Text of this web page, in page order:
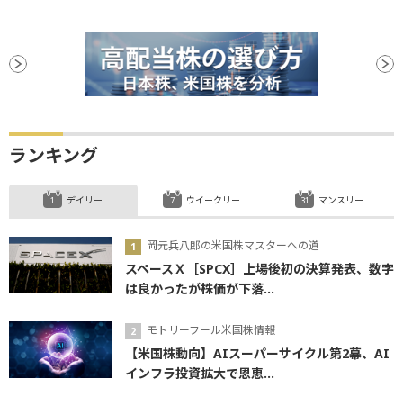
ランキング
デイリー
岡元兵八郎の米国株マスターへの道
スペースＸ［SPCX］上場後初の決算発表、数字
は良かったが株価が下落...
モトリーフール米国株情報
【米国株動向】AIスーパーサイクル第2幕、AI
インフラ投資拡大で恩恵...
ウイークリー マンスリー